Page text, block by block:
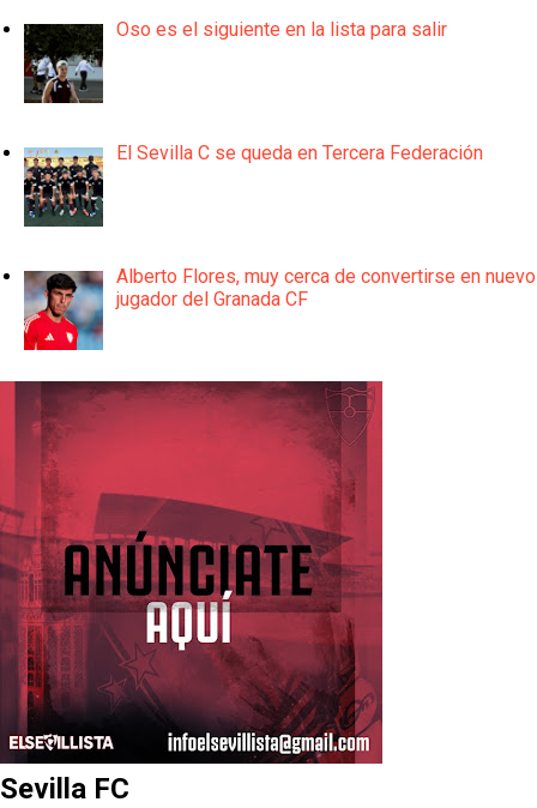
Oso es el siguiente en la lista para salir
El Sevilla C se queda en Tercera Federación
Alberto Flores, muy cerca de convertirse en nuevo
jugador del Granada CF
Sevilla FC